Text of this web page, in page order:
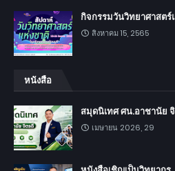
กิจกรรมวันวิทยาศาสต
สิงหาคม 15, 2565
หนังสือ
สมุดนิเทศ ศน.อาชานัย
เมษายน 2026, 29